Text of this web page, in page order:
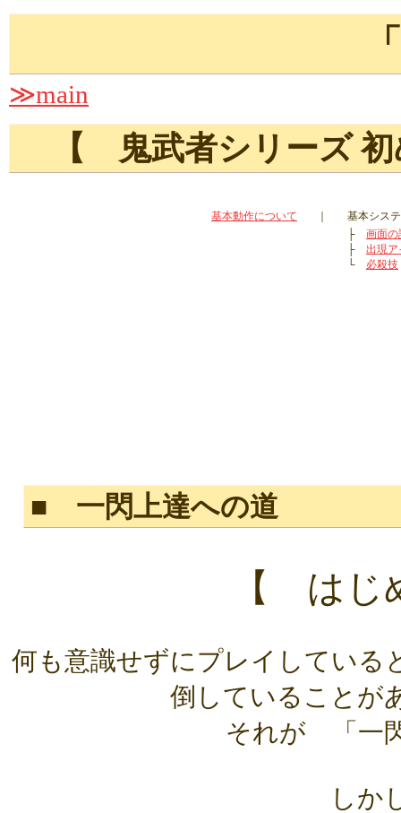
≫main
【 鬼武者シリーズ
基本動作について
基本シス
├ 画面の
├ 出現ア
└ 必殺技
■ 一閃上達への道
【 は
何も意識せずにプレイしている
倒していることが
それが 「一
しか